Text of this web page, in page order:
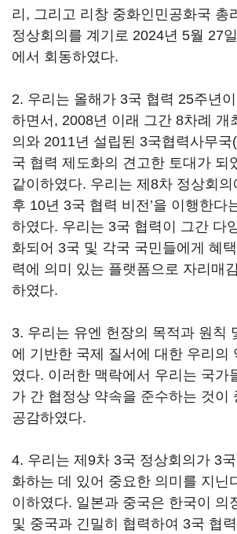
리, 그리고 리창 중화인민공화국 총
정상회의를 계기로 2024년 5월 27
에서 회동하였다.
2. 우리는 올해가 3국 협력 25주년이
하면서, 2008년 이래 그간 8차례 개
의와 2011년 설립된 3국협력사무
국 협력 제도화의 견고한 토대가 되
같이하였다. 우리는 제8차 정상회의
후 10년 3국 협력 비전’을 이행한다
하였다. 우리는 3국 협력이 그간 다
화되어 3국 및 각국 국민들에게 혜
력에 의미 있는 플랫폼으로 자리매
하였다.
3. 우리는 유엔 헌장의 목적과 원칙
에 기반한 국제 질서에 대한 우리의
였다. 이러한 맥락에서 우리는 국가
가 간 협정상 약속을 준수하는 것이
공감하였다.
4. 우리는 제9차 3국 정상회의가 3
화하는 데 있어 중요한 의미를 지닌
이하였다. 일본과 중국은 한국이 의
및 중국과 긴밀히 협력하여 3국 협